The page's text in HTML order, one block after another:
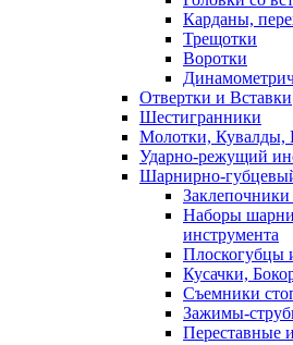
Карданы,
Трещотки
Воротки
Отвертки и Вставки
Шестигранники
Молотки, Кувалды,
Ударно-режущий
Шарнирно-
Наборы
инструмента
Плоскогубцы
Кусачки,
Съемники
Зажимы-
Переставные